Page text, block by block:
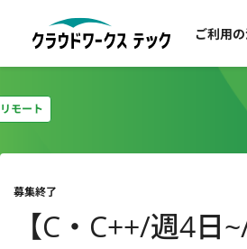
ご利用
モート
募集終了
【C・C++/週4